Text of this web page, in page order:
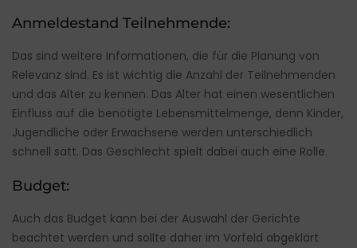
Anmeldestand Teilnehmende:
Das sind weitere Informationen, die für die Planung von
Relevanz sind. Es ist wichtig die Anzahl der Teilnehmenden
und das Alter zu kennen. Das Alter hat einen wesentlichen
Einfluss auf die benötigte Lebensmittelmenge, denn Kinder,
Jugendliche oder Erwachsene werden unterschiedlich
schnell satt. Das Geschlecht spielt dabei auch eine Rolle.
Budget:
Auch das Budget kann bei der Auswahl der Gerichte
beachtet werden und sollte daher im Vorfeld abgeklärt